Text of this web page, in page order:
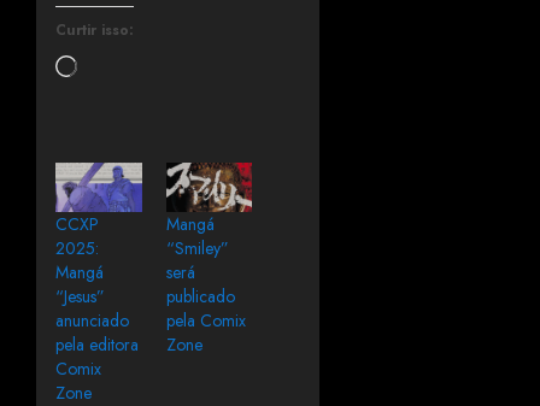
Curtir isso:
CCXP
2025:
Mangá
“Jesus”
anunciado
pela editora
Comix
Zone
Mangá
“Smiley”
será
publicado
pela Comix
Zone